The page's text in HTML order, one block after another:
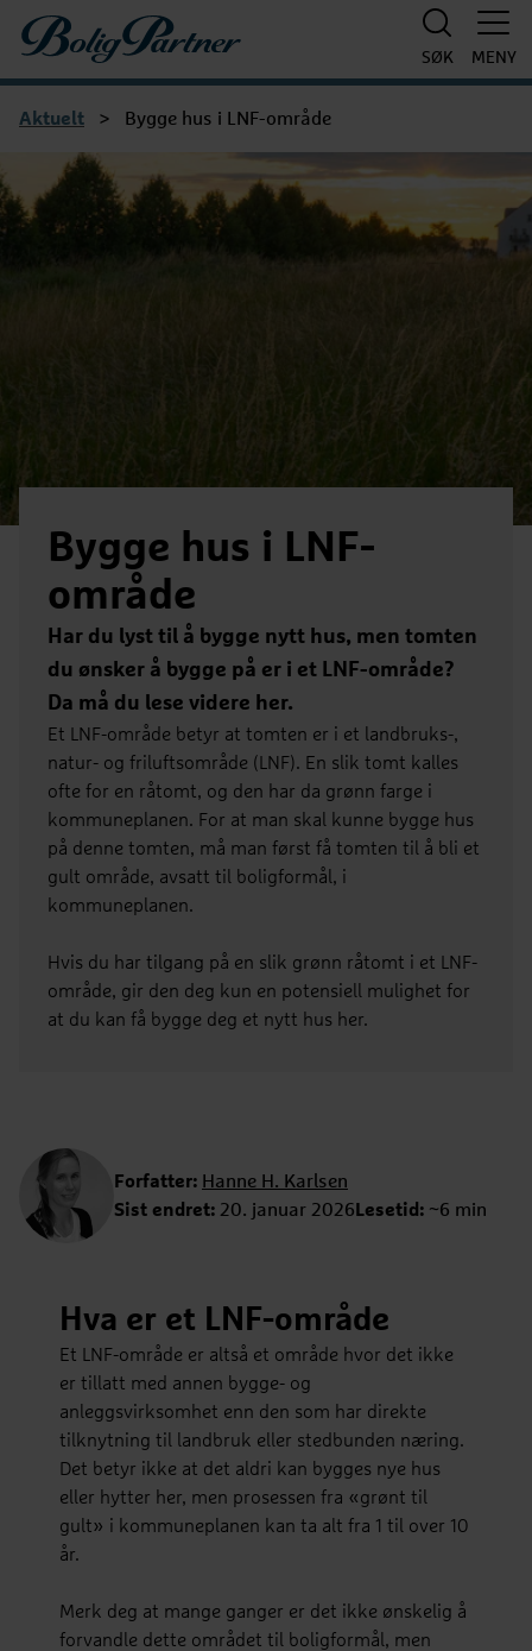
Boligpartner
SØK MENY
Aktuelt > Bygge hus i LNF-område
Bygge hus i LNF-
område
Har du lyst til å bygge nytt hus, men tomten
du ønsker å bygge på er i et LNF-område?
Da må du lese videre her.
Et LNF-område betyr at tomten er i et landbruks-,
natur- og friluftsområde (LNF). En slik tomt kalles
ofte for en råtomt, og den har da grønn farge i
kommuneplanen. For at man skal kunne bygge hus
på denne tomten, må man først få tomten til å bli et
gult område, avsatt til boligformål, i
kommuneplanen.
Hvis du har tilgang på en slik grønn råtomt i et LNF-
område, gir den deg kun en potensiell mulighet for
at du kan få bygge deg et nytt hus her.
Forfatter: Hanne H. Karlsen
Sist endret: 20. januar 2026Lesetid: ~6 min
Hva er et LNF-område
Et LNF-område er altså et område hvor det ikke
er tillatt med annen bygge- og
anleggsvirksomhet enn den som har direkte
tilknytning til landbruk eller stedbunden næring.
Det betyr ikke at det aldri kan bygges nye hus
eller hytter her, men prosessen fra «grønt til
gult» i kommuneplanen kan ta alt fra 1 til over 10
år.
Merk deg at mange ganger er det ikke ønskelig å
forvandle dette området til boligformål, men